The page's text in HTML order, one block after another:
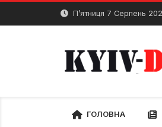
Перейти
вмісту
П’ятниця 7 Серпень
ГОЛОВНА